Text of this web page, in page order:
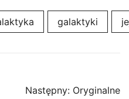
galaktyki
Następny: Oryginalne